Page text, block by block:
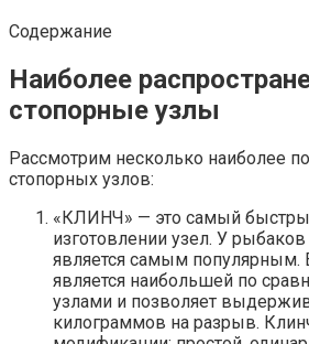
Содержание
Наиболее
стопорные узлы
Рассмотрим несколько наиболее
стопорных узлов:
«КЛИНЧ» — это самый
изготовлении узел. У
является самым популярным.
является наибольшей по
узлами и позволяет
килограммов на разрыв.